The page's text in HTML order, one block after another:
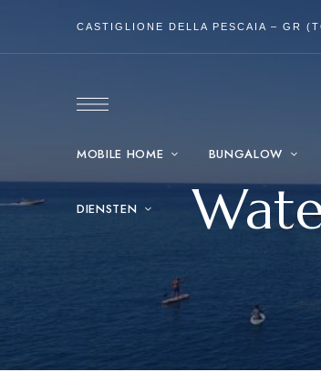
CASTIGLIONE DELLA PESCAIA – GR
MOBILE HOME BUNGALOW
DIENSTEN